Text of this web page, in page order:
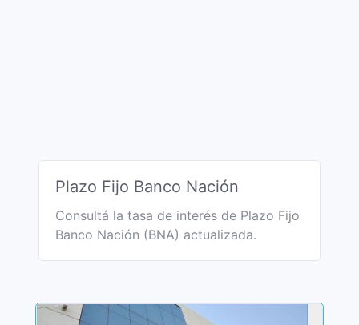
Plazo Fijo Banco Nación
Consultá la tasa de interés de Plazo Fijo
Banco Nación (BNA) actualizada.